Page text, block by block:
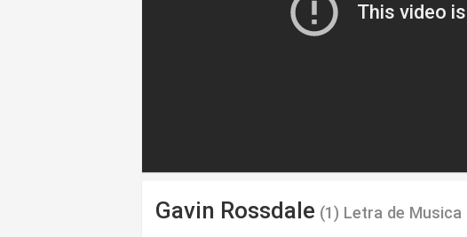
Gavin Rossdale (1) Letra de Musica